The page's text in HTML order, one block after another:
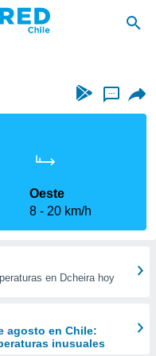
...
Oeste
8
20 km/h
en Dcheira hoy
agosto en Chile:
inusuales